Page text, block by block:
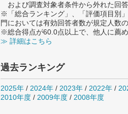
および調査対象者条件から外れた回
※「総合ランキング」、「評価項目別
門においては有効回答者数が規定人数
※総合得点が60.0点以上で、他人に薦
≫ 詳細はこちら
過去ランキング
2025年 / 2024年 / 2023年 / 2022年 /
2010年度 / 2009年度 / 2008年度